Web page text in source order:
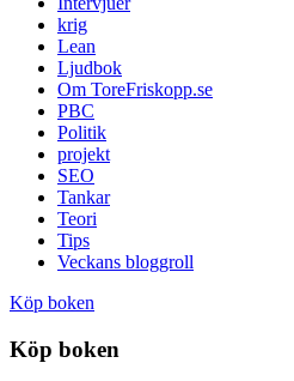
krig
Lean
Ljudbok
Om ToreFriskopp.se
PBC
Politik
projekt
SEO
Tankar
Teori
Tips
Veckans bloggroll
Köp boken
Köp boken